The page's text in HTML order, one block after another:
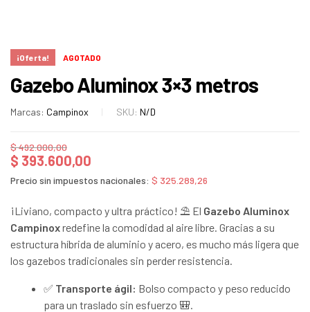
¡Oferta! AGOTADO
Gazebo Aluminox 3×3 metros
Marcas: Campinox SKU: N/D
$492.000,00
$ 393.600,00
Precio sin impuestos nacionales: $ 325.289,26
¡Liviano, compacto y ultra práctico! ⛱️ El Gazebo Aluminox
Campinoxredefine la comodidad al aire libre. Gracias a su
estructura híbrida de aluminio y acero, es mucho más ligera que
los gazebos tradicionales sin perder resistencia.
✅ Transporte ágil: Bolso compacto y peso reducido
para un traslado sin esfuerzo 🎒.